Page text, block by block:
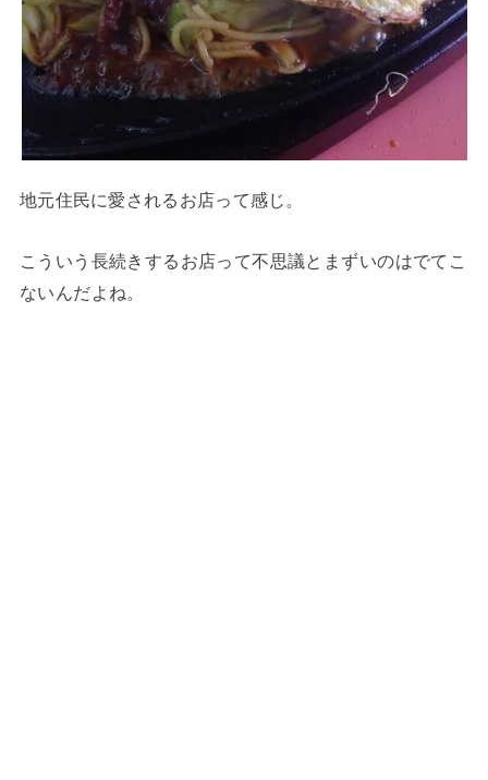
地元住民に愛されるお店って感じ。
こういう長続きするお店って不思議とまずいのはでてこ
ないんだよね。